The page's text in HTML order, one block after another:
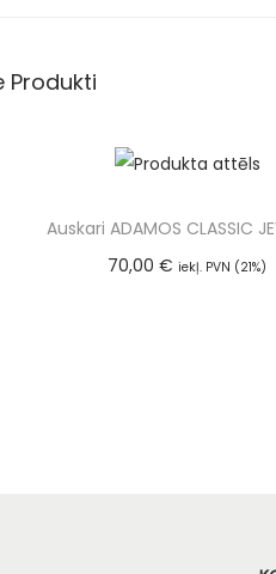
Produkti
Auskari ADAMOS CLASSIC
70,00€ iekļ. PVN (21%)